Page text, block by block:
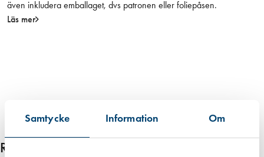
Samtycke Information Om
även inkludera emballaget, dvs patronen eller foliepåsen.
Läs mer
Relaterade produkter